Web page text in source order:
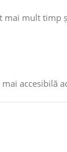
mai mult
accesibilă